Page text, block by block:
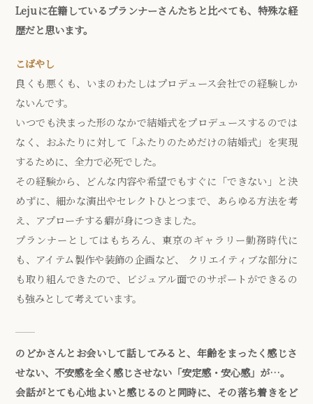
Lejuに在籍しているプランナーさんたちと比べても、特殊な経
歴だと思います。
こばやし
良くも悪くも、いまのわたしはプロデュース会社での経験しか
ないんです。
いつでも決まった形のなかで結婚式をプロデュースするのでは
なく、おふたりに対して「ふたりのためだけの結婚式」を実現
するために、全力で必死でした。
その経験から、どんな内容や希望でもすぐに「できない」と決
めずに、細かな演出やセレクトひとつまで、あらゆる方法を考
え、アプローチする癖が身につきました。
プランナーとしてはもちろん、東京のギャラリー勤務時代に
も、アイテム製作や装飾の企画など、 クリエイティブな部分に
も取り組んできたので、ビジュアル面でのサポートができるの
も強みとして考えています。
のどかさんとお会いして話してみると、年齢をまったく感じさ
せない、不安感を全く感じさせない「安定感・安心感」が…。
会話がとても心地よいと感じるのと同時に、その落ち着きをど